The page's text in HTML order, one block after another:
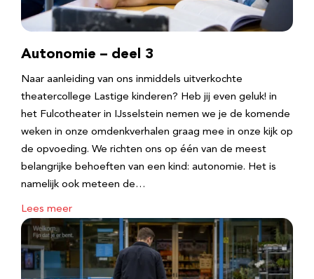
Autonomie – deel 3
Naar aanleiding van ons inmiddels uitverkochte
theatercollege Lastige kinderen? Heb jij even geluk! in
het Fulcotheater in IJsselstein nemen we je de komende
weken in onze omdenkverhalen graag mee in onze kijk op
de opvoeding. We richten ons op één van de meest
belangrijke behoeften van een kind: autonomie. Het is
namelijk ook meteen de…
Lees meer